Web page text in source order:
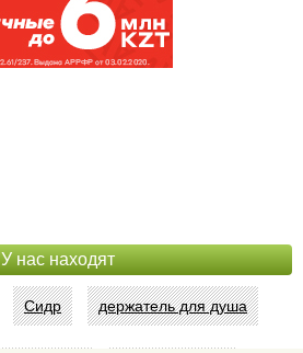
У нас находят
Сидр держатель для душа